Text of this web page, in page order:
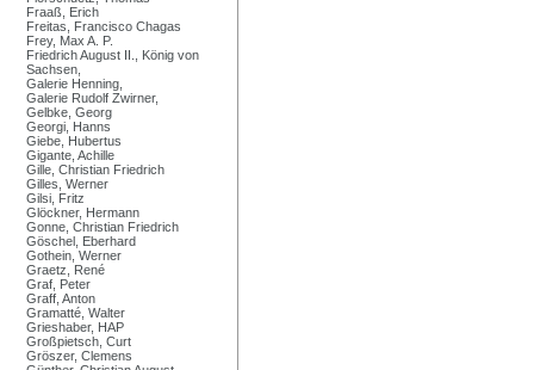
Fraaß, Erich
Freitas, Francisco Chagas
Frey, Max A. P.
Friedrich August II., König von
Sachsen,
Galerie Henning,
Galerie Rudolf Zwirner,
Gelbke, Georg
Georgi, Hanns
Giebe, Hubertus
Gigante, Achille
Gille, Christian Friedrich
Gilles, Werner
Gilsi, Fritz
Glöckner, Hermann
Gonne, Christian Friedrich
Göschel, Eberhard
Gothein, Werner
Graetz, René
Graf, Peter
Graff, Anton
Gramatté, Walter
Grieshaber, HAP
Großpietsch, Curt
Gröszer, Clemens